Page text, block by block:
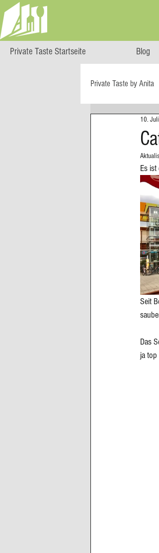
Private Taste Startseite Blog
Private Taste by Anita
Cooking Class
Big Green Egg
Cupcakes,
10.
Es
Seit
Das
ja